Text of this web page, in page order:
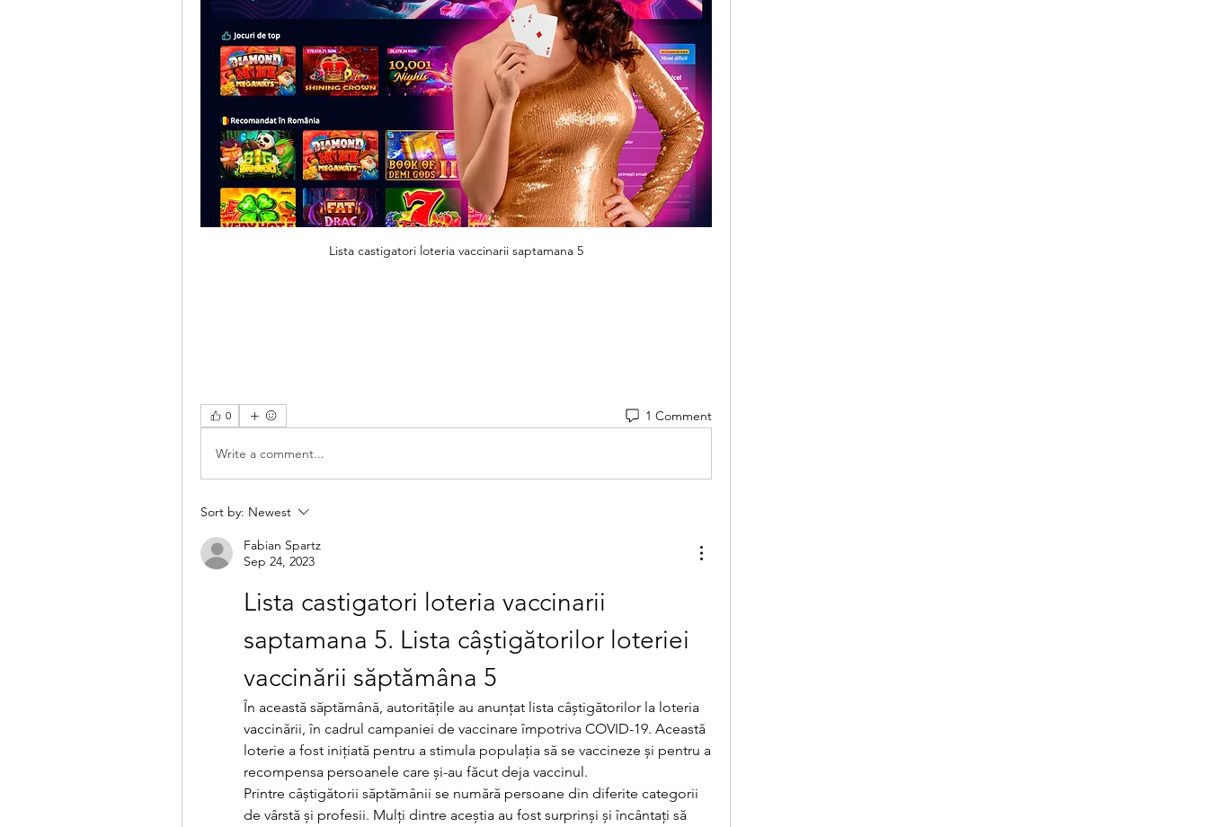
Lista castigatori loteria vaccinarii saptamana 5
0 1 Comment
Write a comment...
Sort by: Newest
Fabian Spartz
Sep 24, 2023
Lista castigatori loteria vaccinarii
saptamana 5. Lista câștigătorilor loteriei
vaccinării săptămâna 5
În această săptămână, autoritățile au anunțat lista câștigătorilor la loteria
vaccinării, în cadrul campaniei de vaccinare împotriva COVID-19. Această
loterie a fost inițiată pentru a stimula populația să se vaccineze și pentru a
recompensa persoanele care și-au făcut deja vaccinul.
Printre câștigătorii săptămânii se numără persoane din diferite categorii
de vârstă și profesii. Mulți dintre aceștia au fost surprinși și încântați să